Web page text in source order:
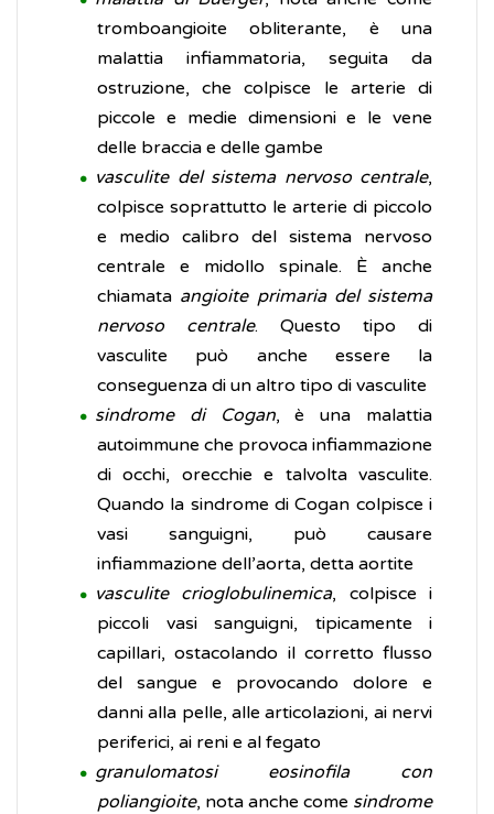
tromboangioite obliterante, è una
malattia infiammatoria, seguita da
ostruzione, che colpisce le arterie di
piccole e medie dimensioni e le vene
delle braccia e delle gambe
vasculite del sistema nervoso centrale,
colpisce soprattutto le arterie di piccolo
e medio calibro del sistema nervoso
centrale e midollo spinale. È anche
chiamata angioite primaria del sistema
nervoso centrale. Questo tipo di
vasculite può anche essere la
conseguenza di un altro tipo di vasculite
sindrome di Cogan, è una malattia
autoimmune che provoca infiammazione
di occhi, orecchie e talvolta vasculite.
Quando la sindrome di Cogan colpisce i
vasi sanguigni, può causare
infiammazione dell’aorta, detta aortite
vasculite crioglobulinemica, colpisce i
piccoli vasi sanguigni, tipicamente i
capillari, ostacolando il corretto flusso
del sangue e provocando dolore e
danni alla pelle, alle articolazioni, ai nervi
periferici, ai reni e al fegato
granulomatosi eosinofila con
poliangioite, nota anche come sindrome